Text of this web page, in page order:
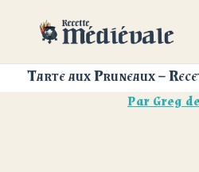
Tarte aux Pruneaux –
Par Greg